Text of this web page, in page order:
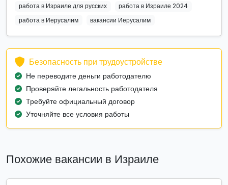
работа в Израиле для русских
работа в Израиле 2024
работа в Иерусалим
вакансии Иерусалим
Безопасность при трудоустройстве
Не переводите деньги работодателю
Проверяйте легальность работодателя
Требуйте официальный договор
Уточняйте все условия работы
Похожие вакансии в Израиле